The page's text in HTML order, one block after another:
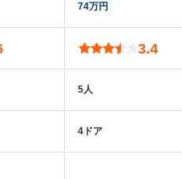
74万円
3.4
5人
4ドア